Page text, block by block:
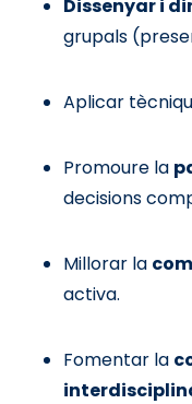
Dissenyar i
grupals
Aplicar
Promoure la
decisions
Millorar la
activa.
Fomentar la